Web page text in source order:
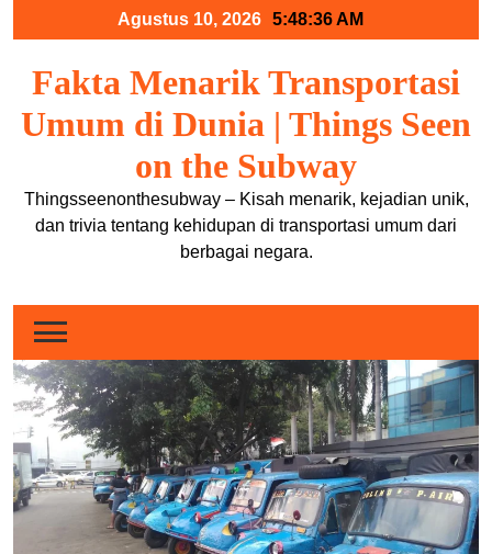
Agustus 10, 2026 5:48:36 AM
Fakta Menarik Transportasi
Umum di Dunia | Things Seen
on the Subway
Thingsseenonthesubway – Kisah menarik, kejadian unik,
dan trivia tentang kehidupan di transportasi umum dari
berbagai negara.